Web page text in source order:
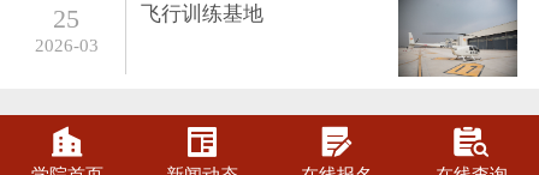
25
2026-03
飞行训练基地
   